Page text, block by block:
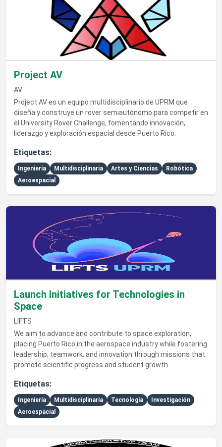
Project AV
AV
Project AV es un equipo multidisciplinario de UPRM que
diseña y construye un rover semiautónomo para competir en
el University Rover Challenge, fomentando innovación,
liderazgo y exploración espacial desde Puerto Rico.
Etiquetas:
Ingeniería Multidisciplinaria Artes y Ciencias
Robótica
Aeroespacial
Ver detalles de Launch Initiatives for Technologies in Space
Launch Initiatives for Technologies in
Space
LIFTS
We aim to advance and contribute to space exploration,
placing Puerto Rico in the aerospace industry while fostering
leadership, teamwork, and innovation through missions that
promote scientific progress and student growth.
Etiquetas:
Ingeniería Multidisciplinaria Tecnología
Investigación
Aeroespacial
Ver detalles de DRACO Rocketry